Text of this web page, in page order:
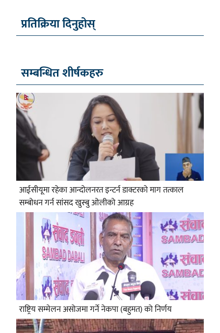
प्रतिक्रिया दिनुहोस्
सम्बन्धित शीर्षकहरु
आईसीयूमा रहेका आन्दोलनरत इन्टर्न डाक्टरको माग तत्काल
सम्बोधन गर्न सांसद खुस्बु ओलीको आग्रह
राष्ट्रिय सम्मेलन असोजमा गर्ने नेकपा (बहुमत) को निर्णय